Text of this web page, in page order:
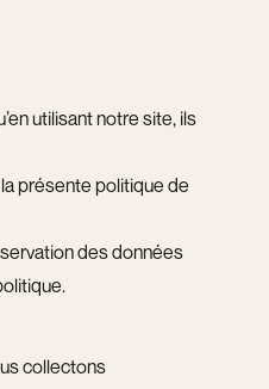
utilisant notre site, ils
présente politique de
des données
collectons